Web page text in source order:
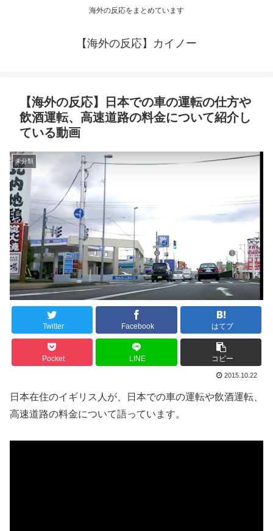
海外の反応をまとめています
【海外の反応】カイノー
【海外の反応】日本での車の運転の仕方や
飲酒運転、高速道路の料金について紹介し
ている動画
未分類
Twitter Facebook はてブ
Pocket LINE コピー
2015.10.22
日本在住のイギリス人が、日本での車の運転や飲酒運転、
高速道路の料金について語っています。